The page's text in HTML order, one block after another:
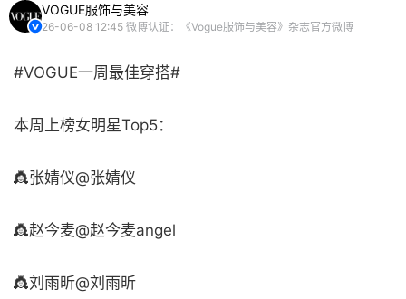
VOGUE服饰与美容
26-06-08 12:45 微博认证：《Vogue服饰与美容》杂志官方微博
#VOGUE一周最佳穿搭#
本周上榜女明星Top5：
👸张婧仪@张婧仪
👸赵今麦@赵今麦angel
👸刘雨昕@刘雨昕